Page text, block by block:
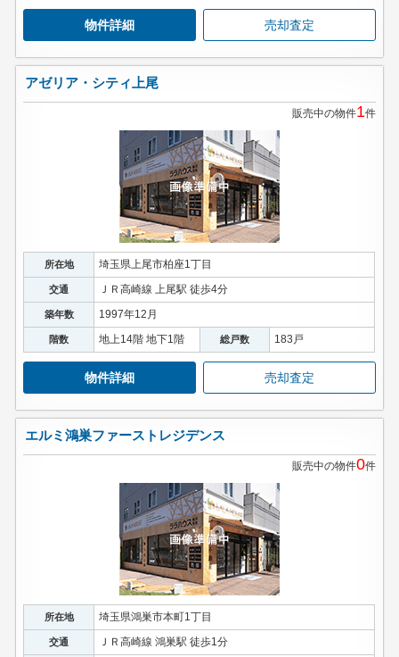
物件詳細 売却査定
アゼリア・シティ上尾
販売中の物件1件
所在地 埼玉県上尾市柏座1丁目
交通 ＪＲ高崎線 上尾駅 徒歩4分
築年数 1997年12月
階数 地上14階 地下1階 総戸数 183戸
物件詳細 売却査定
エルミ鴻巣ファーストレジデンス
販売中の物件0件
所在地 埼玉県鴻巣市本町1丁目
交通 ＪＲ高崎線 鴻巣駅 徒歩1分